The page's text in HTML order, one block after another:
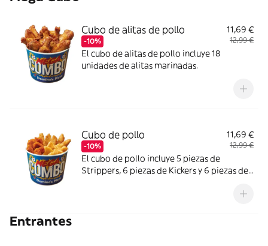
Cubo de alitas de pollo
-10%
11,69 €
12,99 €
El cubo de alitas de pollo incluye 18
unidades de alitas marinadas.
Cubo de pollo
-10%
11,69 €
12,99 €
El cubo de pollo incluye 5 piezas de
Strippers, 6 piezas de Kickers y 6 piezas de
Entrantes